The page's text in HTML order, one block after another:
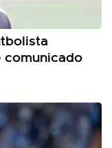
comunicado